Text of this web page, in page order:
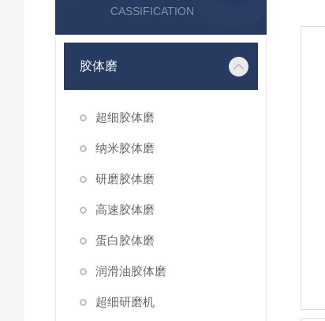
CASSIFICATION
胶体磨
超细胶体磨
纳米胶体磨
研磨胶体磨
高速胶体磨
蛋白胶体磨
润滑油胶体磨
超细研磨机